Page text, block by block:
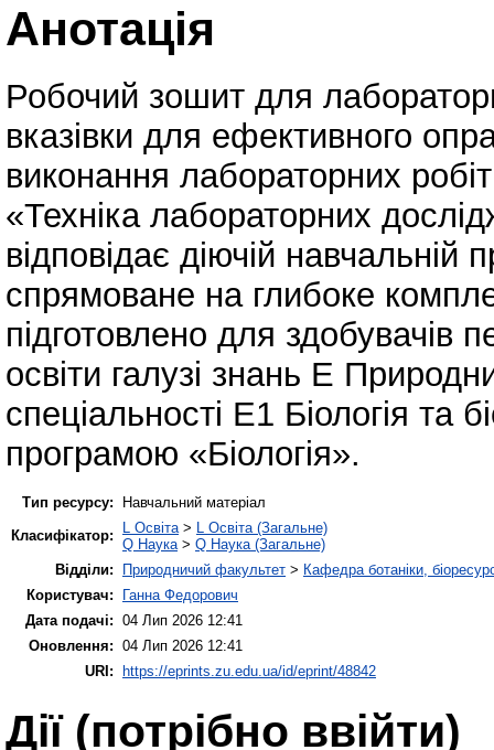
Анотація
Робочий зошит для
вказівки для ефективного
виконання лабораторних
«Техніка лабораторних
відповідає діючій навчальній
спрямоване на глибоке
підготовлено для здобувачів
освіти галузі знань Е
спеціальності Е1 Біологія та
програмою «Біологія».
Тип ресурсу:
Навчальний матеріал
Класифікатор:
L Освіта > L Освіта (Загальне)
Q Наука > Q Наука (Загальне)
Відділи:
Природничий факультет > Кафедра ботаніки,
Користувач:
Ганна Федорович
Дата подачі: 04 Лип 2026 12:41
Оновлення: 04 Лип 2026 12:41
URI: https://eprints.zu.edu.ua/id/eprint/48842
Дії ​​(потрібно ввійти)